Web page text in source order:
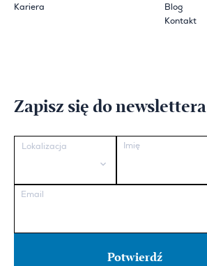
Kariera
Blog
Kontakt
Zapisz się do newslettera
Lokalizacja Imię
Email